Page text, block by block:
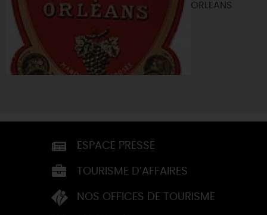
ORLEANS
ESPACE PRESSE
TOURISME D’AFFAIRES
NOS OFFICES DE TOURISME